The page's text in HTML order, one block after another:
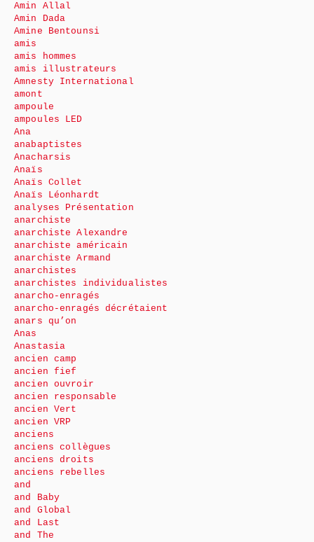
Amin Allal
Amin Dada
Amine Bentounsi
amis
amis hommes
amis illustrateurs
Amnesty International
amont
ampoule
ampoules LED
Ana
anabaptistes
Anacharsis
Anaïs
Anaïs Collet
Anaïs Léonhardt
analyses Présentation
anarchiste
anarchiste Alexandre
anarchiste américain
anarchiste Armand
anarchistes
anarchistes individualistes
anarcho-enragés
anarcho-enragés décrétaient
anars qu’on
Anas
Anastasia
ancien camp
ancien fief
ancien ouvroir
ancien responsable
ancien Vert
ancien VRP
anciens
anciens collègues
anciens droits
anciens rebelles
and
and Baby
and Global
and Last
and The